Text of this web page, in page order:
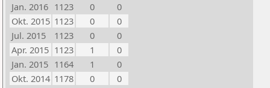
Jan. 2016 1123 0
0
Okt. 2015 1123 0
0
Jul. 2015
1123 0
0
Apr. 2015 1123 1
0
Jan. 2015 1164 1
0
Okt. 2014 1178 0
0